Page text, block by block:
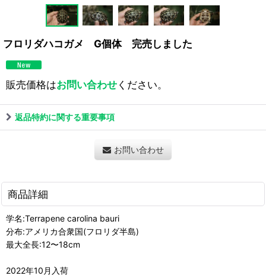
フロリダハコガメ G個体 完売しました
販売価格はお問い合わせください。
返品特約に関する重要事項
お問い合わせ
商品詳細
学名:Terrapene carolina bauri
分布:アメリカ合衆国(フロリダ半島)
最大全長:12〜18cm
2022年10月入荷